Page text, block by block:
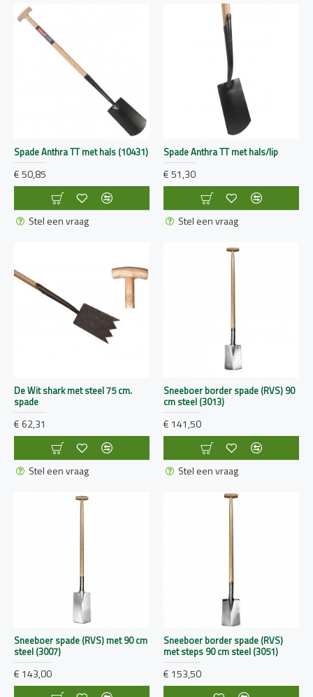
Spade Anthra TT met hals (10431)
€ 50,85
Stel een vraag
Spade Anthra TT met hals/lip
€ 51,30
Stel een vraag
De Wit shark met steel 75 cm.
spade
€ 62,31
Stel een vraag
Sneeboer border spade (RVS) 90
cm steel (3013)
€ 141,50
Stel een vraag
Sneeboer spade (RVS) met 90 cm
steel (3007)
€ 143,00
Sneeboer border spade (RVS)
met steps 90 cm steel (3051)
€ 153,50